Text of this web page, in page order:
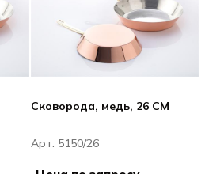
Сковорода, медь, 26 CM
Арт. 5150/26